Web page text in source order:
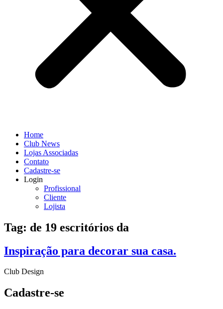
Home
Club News
Lojas Associadas
Contato
Cadastre-se
Login
Profissional
Cliente
Lojista
Tag: de 19 escritórios da
Inspiração para decorar sua casa.
Club Design
Cadastre-se